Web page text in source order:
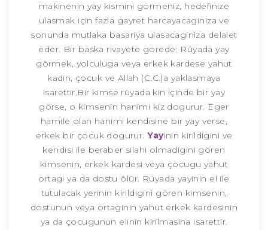
makinenin yay kismini görmeniz, hedefinize
ulasmak için fazla gayret harcayacaginiza ve
sonunda mutlaka basariya ulasacaginiza delalet
eder. Bir baska rivayete görede: Rüyada yay
görmek, yolculuga veya erkek kardese yahut
kadin, çocuk ve Allah (C.C.)a yaklasmaya
isarettir.Bir kimse rüyada kin içinde bir yay
görse, o kimsenin hanimi kiz dogurur. Eger
hamile olan hanimi kendisine bir yay verse,
erkek bir çocuk dogurur.Yayinin kirildigini ve
kendisi ile beraber silahi olmadigini gören
kimsenin, erkek kardesi veya çocugu yahut
ortagi ya da dostu ölür. Rüyada yayinin el ile
tutulacak yerinin kirildigini gören kimsenin,
dostunun veya ortaginin yahut erkek kardesinin
ya da çocugunun elinin kirilmasina isarettir.